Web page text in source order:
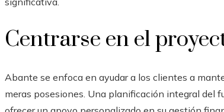
Centrarse en el
Abante se enfoca en ayudar a los clientes a
meras posesiones. Una planificación integral del